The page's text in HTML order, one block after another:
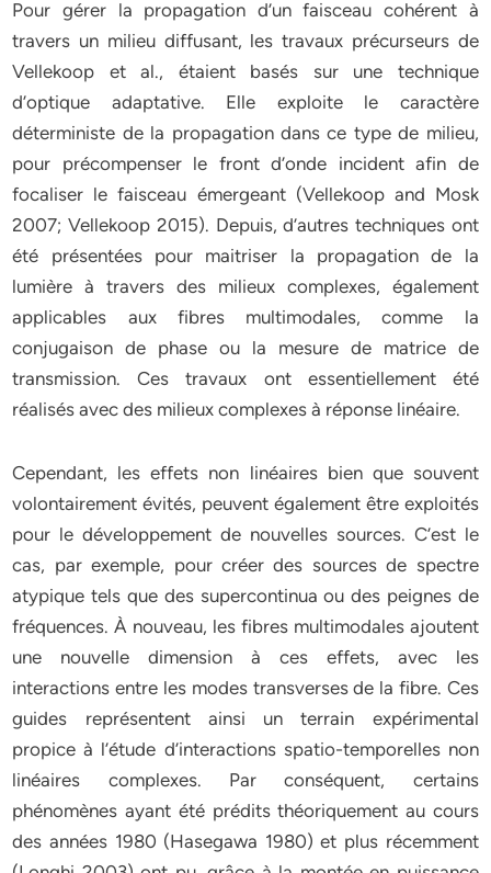
Pour gérer la propagation d’un faisceau cohérent à
travers un milieu diffusant, les travaux précurseurs de
Vellekoop et al., étaient basés sur une technique
d’optique adaptative. Elle exploite le caractère
déterministe de la propagation dans ce type de milieu,
pour précompenser le front d’onde incident afin de
focaliser le faisceau émergeant (Vellekoop and Mosk
2007; Vellekoop 2015). Depuis, d’autres techniques ont
été présentées pour maitriser la propagation de la
lumière à travers des milieux complexes, également
applicables aux fibres multimodales, comme la
conjugaison de phase ou la mesure de matrice de
transmission. Ces travaux ont essentiellement été
réalisés avec des milieux complexes à réponse linéaire.
Cependant, les effets non linéaires bien que souvent
volontairement évités, peuvent également être exploités
pour le développement de nouvelles sources. C’est le
cas, par exemple, pour créer des sources de spectre
atypique tels que des supercontinua ou des peignes de
fréquences. À nouveau, les fibres multimodales ajoutent
une nouvelle dimension à ces effets, avec les
interactions entre les modes transverses de la fibre. Ces
guides représentent ainsi un terrain expérimental
propice à l’étude d’interactions spatio-temporelles non
linéaires complexes. Par conséquent, certains
phénomènes ayant été prédits théoriquement au cours
des années 1980 (Hasegawa 1980) et plus récemment